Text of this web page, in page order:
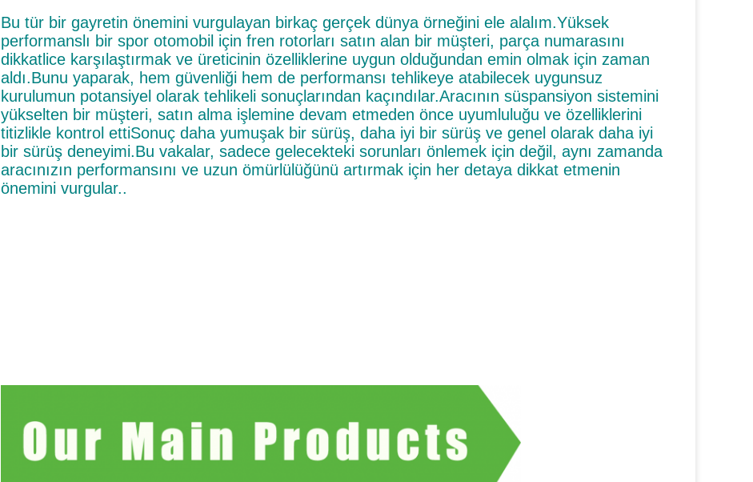
Bu tür bir gayretin önemini vurgulayan birkaç gerçek dünya örneğini ele alalım.Yüksek
performanslı bir spor otomobil için fren rotorları satın alan bir müşteri, parça numarasını
dikkatlice karşılaştırmak ve üreticinin özelliklerine uygun olduğundan emin olmak için zaman
aldı.Bunu yaparak, hem güvenliği hem de performansı tehlikeye atabilecek uygunsuz
kurulumun potansiyel olarak tehlikeli sonuçlarından kaçındılar.Aracının süspansiyon sistemini
yükselten bir müşteri, satın alma işlemine devam etmeden önce uyumluluğu ve özelliklerini
titizlikle kontrol ettiSonuç daha yumuşak bir sürüş, daha iyi bir sürüş ve genel olarak daha iyi
bir sürüş deneyimi.Bu vakalar, sadece gelecekteki sorunları önlemek için değil, aynı zamanda
aracınızın performansını ve uzun ömürlülüğünü artırmak için her detaya dikkat etmenin
önemini vurgular..